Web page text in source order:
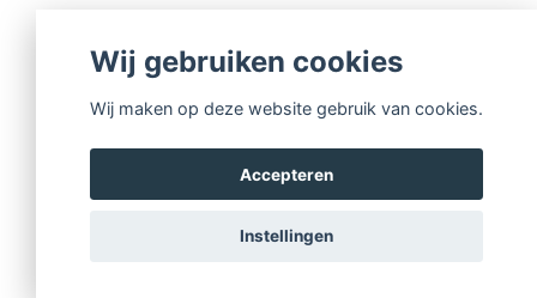
Wij gebruiken cookies
Wij maken op deze website gebruik van cookies.
Accepteren
Instellingen